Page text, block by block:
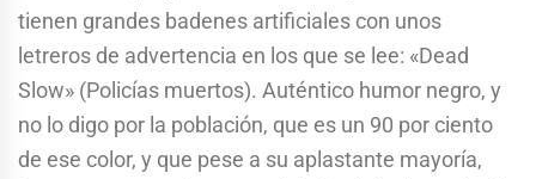
tienen grandes badenes artificiales con unos
letreros de advertencia en los que se lee: «Dead
Slow» (Policías muertos). Auténtico humor negro, y
no lo digo por la población, que es un 90 por ciento
de ese color, y que pese a su aplastante mayoría,